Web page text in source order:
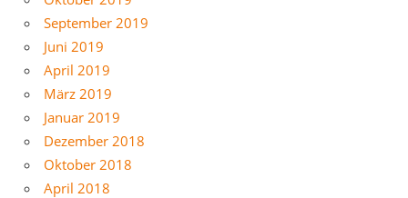
September 2019
Juni 2019
April 2019
März 2019
Januar 2019
Dezember 2018
Oktober 2018
April 2018